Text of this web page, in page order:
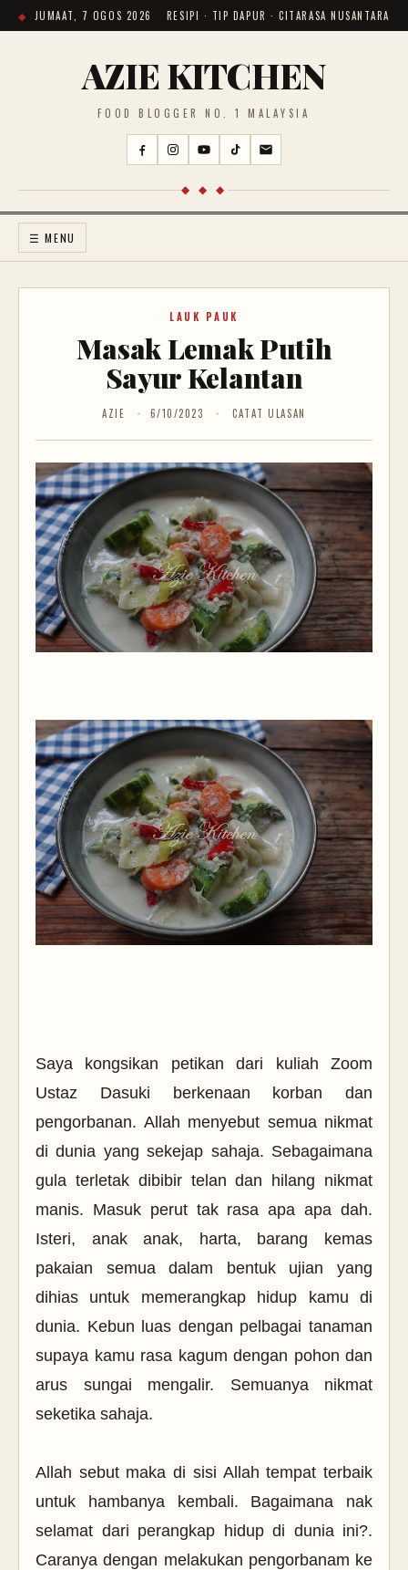
JUMAAT, 7 OGOS 2026 RESIPI · TIP DAPUR · CITARASA NUSANTARA
AZIE KITCHEN
FOOD BLOGGER NO. 1 MALAYSIA
◆ ◆ ◆
☰ MENU
LAUK PAUK
Masak Lemak Putih
Sayur Kelantan
AZIE 6/10/2023 CATAT ULASAN
Saya kongsikan petikan dari kuliah Zoom
Ustaz Dasuki berkenaan korban dan
pengorbanan. Allah menyebut semua nikmat
di dunia yang sekejap sahaja. Sebagaimana
gula terletak dibibir telan dan hilang nikmat
manis. Masuk perut tak rasa apa apa dah.
Isteri, anak anak, harta, barang kemas
pakaian semua dalam bentuk ujian yang
dihias untuk memerangkap hidup kamu di
dunia. Kebun luas dengan pelbagai tanaman
supaya kamu rasa kagum dengan pohon dan
arus sungai mengalir. Semuanya nikmat
seketika sahaja.
Allah sebut maka di sisi Allah tempat terbaik
untuk hambanya kembali. Bagaimana nak
selamat dari perangkap hidup di dunia ini?.
Caranya dengan melakukan pengorbanam ke